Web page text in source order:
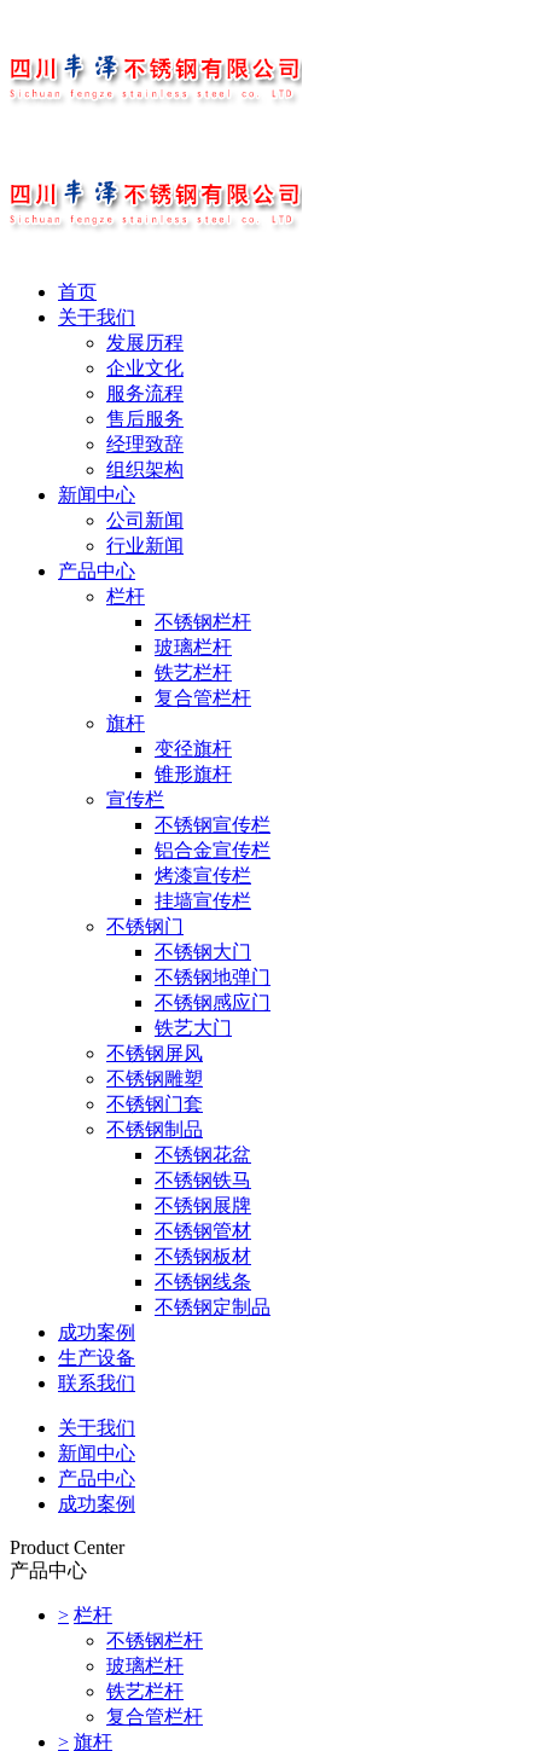
首页
关于我们
发展历程
企业文化
服务流程
售后服务
经理致辞
组织架构
新闻中心
公司新闻
行业新闻
产品中心
栏杆
不锈钢栏杆
玻璃栏杆
铁艺栏杆
复合管栏杆
旗杆
变径旗杆
锥形旗杆
宣传栏
不锈钢宣传栏
铝合金宣传栏
烤漆宣传栏
挂墙宣传栏
不锈钢门
不锈钢大门
不锈钢地弹门
不锈钢感应门
铁艺大门
不锈钢屏风
不锈钢雕塑
不锈钢门套
不锈钢制品
不锈钢花盆
不锈钢铁马
不锈钢展牌
不锈钢管材
不锈钢板材
不锈钢线条
不锈钢定制品
成功案例
生产设备
联系我们
关于我们
新闻中心
产品中心
成功案例
Product Center
产品中心
> 栏杆
不锈钢栏杆
玻璃栏杆
铁艺栏杆
复合管栏杆
> 旗杆